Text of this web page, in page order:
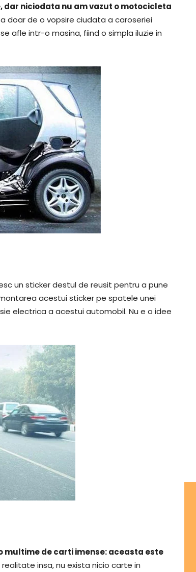
niciodata nu am vazut o motocicleta
doar de o vopsire ciudata a caroseriei
afle intr-o masina, fiind o simpla iluzie in
un sticker destul de reusit pentru a pune
acestui sticker pe spatele unei
electrica a acestui automobil. Nu e o idee
de carti imense: aceasta este
realitate insa, nu exista nicio carte in